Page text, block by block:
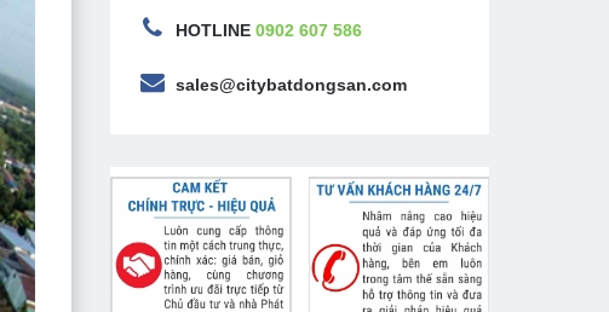
HOTLINE 0902 607 586
sales@citybatdongsan.com